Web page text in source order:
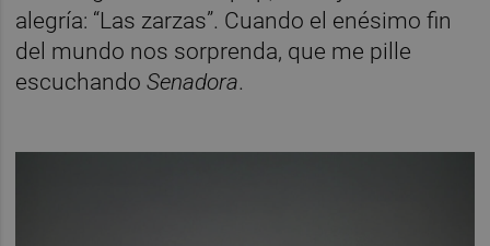
alegría: “Las zarzas”. Cuando el enésimo fin
del mundo nos sorprenda, que me pille
escuchandoSenadora.